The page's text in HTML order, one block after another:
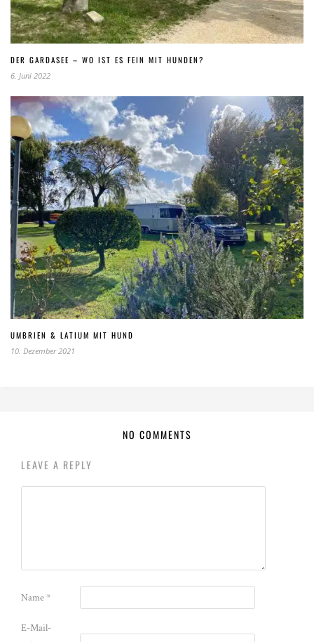
DER GARDASEE – WO IST ES FEIN MIT HUNDEN?
6. Juni 2022
UMBRIEN & LATIUM MIT HUND
10. Dezember 2021
NO COMMENTS
LEAVE A REPLY
Name*
E-Mail-